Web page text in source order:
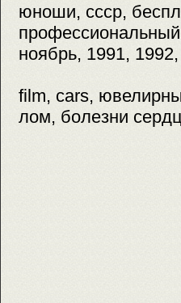
юноши, ссср,
ноябрь, 1991,
film, cars,
лом, болезни